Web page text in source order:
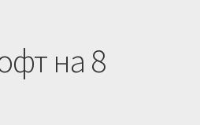
на 8